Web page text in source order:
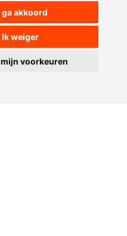
ga akkoord
Ik weiger
voorkeuren